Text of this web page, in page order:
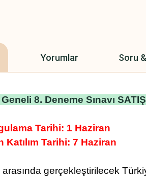
Yorumlar Soru
8. Deneme Sınavı
Tarihi: 1 Haziran
Tarihi: 7 Haziran
gerçekleştirilecek